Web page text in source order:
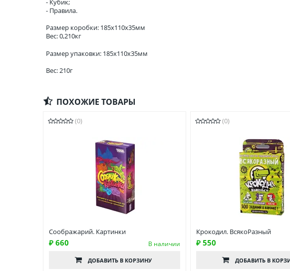
- Кубик;
- Правила.
Размер коробки: 185x110x35мм
Вес: 0,210кг
Размер упаковки: 185x110x35мм
Вес: 210г
ПОХОЖИЕ ТОВАРЫ
(0)
Соображарий. Картинки
₽ 660 В наличии
ДОБАВИТЬ В КОРЗИНУ
(0)
Крокодил. ВсякоРазный
₽ 550
ДОБАВИТЬ В